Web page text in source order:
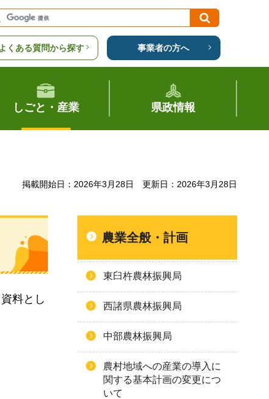
よくある質問から探す 事業者の方へ
しごと・産業 県政情報
掲載開始日：2026年3月28日 更新日：2026年3月28日
料とし
農業全般・計画
東臼杵農林振興局
西諸県農林振興局
中部農林振興局
農村地域への産業の導入に
関する基本計画の変更につ
いて